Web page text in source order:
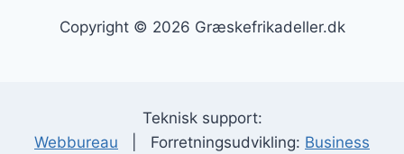
Copyright © 2026 Græskefrikadeller.dk
Teknisk support:
Webbureau | Forretningsudvikling: Business